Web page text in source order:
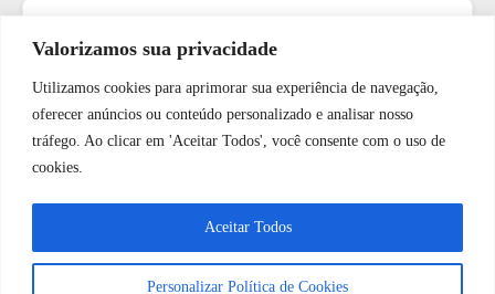
Valorizamos sua privacidade
Utilizamos cookies para aprimorar sua experiência de navegação,
oferecer anúncios ou conteúdo personalizado e analisar nosso
tráfego. Ao clicar em 'Aceitar Todos', você consente com o uso de
cookies.
Personalizar Política de Cookies
Aceitar Todos
O que é: Oferta
O que é: Equipamento de Segurança
O que é: Vagas de Veículos de Serviço?
Como: solucionar problemas de compatibilidade entre
diferentes dispositivos inteligentes.
O que é: discursos de segurança
WhatsApp JF Tech
Vamos conversar e descobrir como
podemos ajudá-lo hoje?